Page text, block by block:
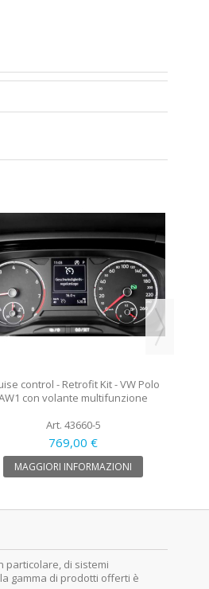
control - Retrofit Kit - VW Polo
con volante multifunzione
Art. 43660-5
769,00 €
MAGGIORI INFORMAZIONI
particolare, di sistemi
gamma di prodotti offerti è